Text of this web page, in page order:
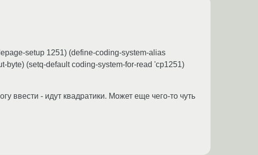
setup 1251) (define-coding-system-alias
(setq-default coding-system-for-read 'cp1251)
ввести - идут квадратики. Может еще чего-то чуть